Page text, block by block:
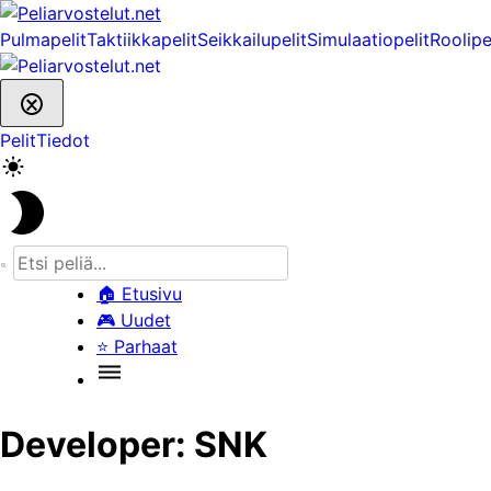
Skip
to
content
PulmapelitTaktiikkapelitSeikkailupelitSimulaatiopelit
PelitTiedot
🏠 Etusivu
🎮 Uudet
⭐ Parhaat
Developer: SNK